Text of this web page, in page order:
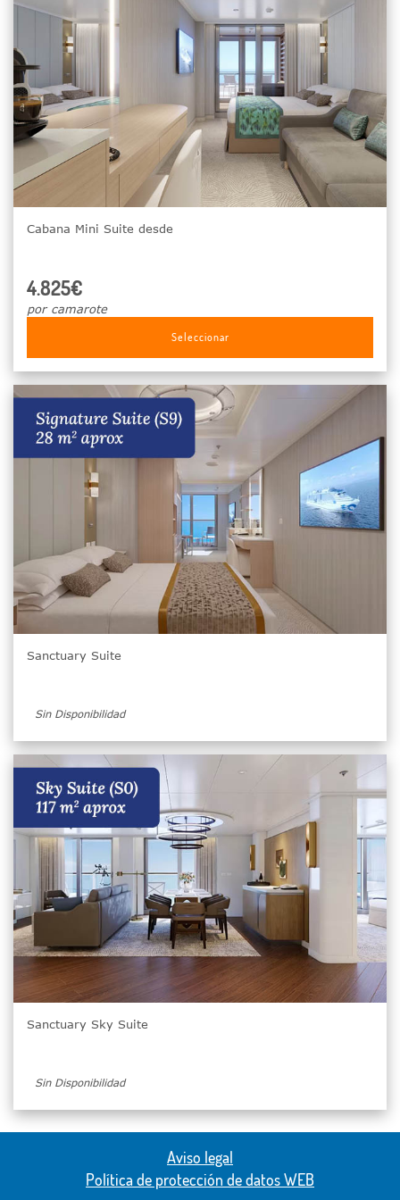
Cabana Mini Suite desde
4.825€
por camarote
Seleccionar
Sanctuary Suite
Sin Disponibilidad
Sanctuary Sky Suite
Sin Disponibilidad
Aviso legal
Política de protección de datos WEB